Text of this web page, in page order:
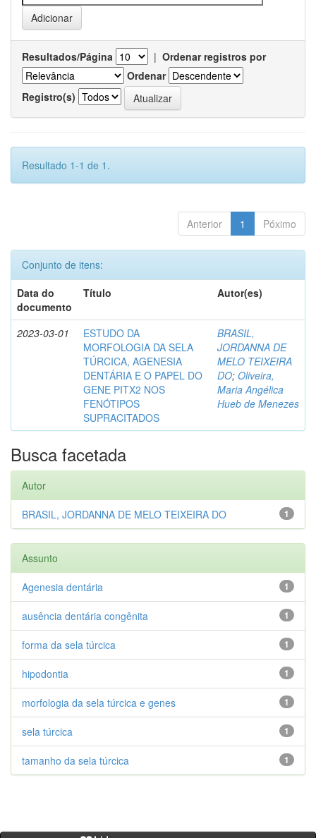
Resultados/Página | Ordenar registros por
Ordenar
Registro(s)
Resultado 1-1 de 1.
Anterior 1 Póximo
Conjunto de itens:
Data do
documento
Título Autor(es)
2023-03-01
ESTUDO DA
MORFOLOGIA DA SELA
TÚRCICA, AGENESIA
DENTÁRIA E O PAPEL DO
GENE PITX2 NOS
FENÓTIPOS
SUPRACITADOS
BRASIL,
JORDANNA DE
MELO TEIXEIRA
DO; Oliveira,
Maria Angélica
Hueb de Menezes
Busca facetada
Autor
1
BRASIL, JORDANNA DE MELO TEIXEIRA DO
Assunto
1
Agenesia dentária
1
ausência dentária congênita
1
forma da sela túrcica
1
hipodontia
1
morfologia da sela túrcica e genes
1
sela túrcica
1
tamanho da sela túrcica